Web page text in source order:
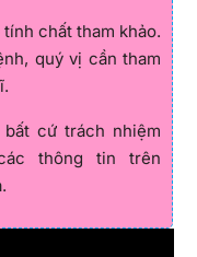
chất tham khảo.
quý vị cần tham
cứ trách nhiệm
thông tin trên